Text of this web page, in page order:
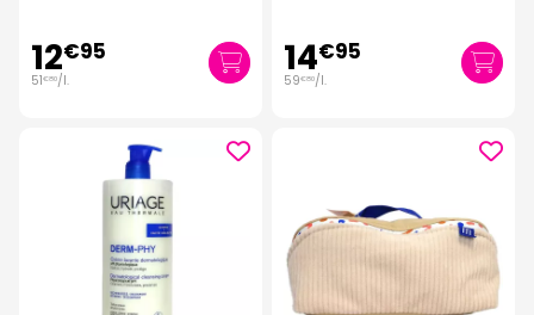
12€95
51€80/l. 14€95
59€80/l.